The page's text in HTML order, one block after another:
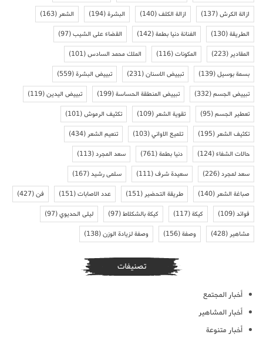
ازالة الكرش(137) ازالة الكلف(140) البشرة(194) الشعر(163)
الطريقة(130) الفنانة دنيا بطمة(142) القضاء على الشيب(97)
المقادير(223) المكونات(116) الملك محمد السادس(101)
بسمة بوسيل(139) تبييض الاسنان(231) تبييض البشرة(559)
تبييض الجسم(332) تبييض المنطقة الحساسة(199) تبييض اليدين(119)
تعطير الجسم(95) تقوية الشعر(109) تكثيف الرموش(101)
تكثيف الشعر(195) تلميع الاواني(103) تنعيم الشعر(434)
حالات الشفاء(124) دنيا بطمة(761) سعد المجرد(113)
سعد لمجرد(226) سعيدة شرف(111) سلمى رشيد(167)
صباغة الشعر(140) طريقة التحضير(151) عدد الاصابات(151) فن(427)
فوائد(109) كيكة(117) كيكة بالشكلاط(97) ليلى الحديوي(97)
مشاهير(428) وصفة(156) وصفة لزيادة الوزن(138)
تصنيفات
أخبار المجتمع
أخبار المشاهير
أخبار متنوعة